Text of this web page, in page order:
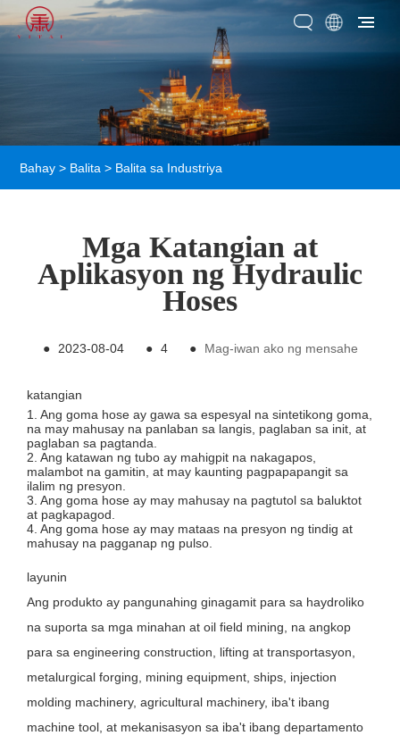
Bahay > Balita > Balita sa Industriya
Mga Katangian at
Aplikasyon ng Hydraulic
Hoses
● 2023-08-04 ● 4 ● Mag-iwan ako ng mensahe
katangian
1. Ang goma hose ay gawa sa espesyal na sintetikong goma,
na may mahusay na panlaban sa langis, paglaban sa init, at
paglaban sa pagtanda.
2. Ang katawan ng tubo ay mahigpit na nakagapos,
malambot na gamitin, at may kaunting pagpapapangit sa
ilalim ng presyon.
3. Ang goma hose ay may mahusay na pagtutol sa baluktot
at pagkapagod.
4. Ang goma hose ay may mataas na presyon ng tindig at
mahusay na pagganap ng pulso.
layunin
Ang produkto ay pangunahing ginagamit para sa haydroliko
na suporta sa mga minahan at oil field mining, na angkop
para sa engineering construction, lifting at transportasyon,
metalurgical forging, mining equipment, ships, injection
molding machinery, agricultural machinery, iba't ibang
machine tool, at mekanisasyon sa iba't ibang departamento